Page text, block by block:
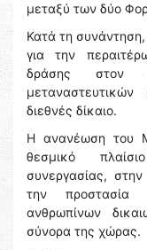
μεταξύ των δύο
Κατά τη
για την
δράσης στον
διεθνές δίκαιο.
Η ανανέωση του
θεσμικό
συνεργασίας,
την προστασία
ανθρωπίνων
σύνορα της χώρας.